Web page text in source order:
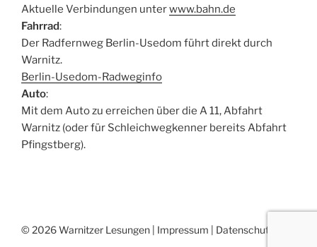
Aktuelle Verbindungen unterwww.bahn.de
Fahrrad:
Der Radfernweg Berlin-Usedom führt direkt durch
Warnitz.
Berlin-Usedom-Radweginfo
Auto:
Mit dem Auto zu erreichen über die A 11, Abfahrt
Warnitz (oder für Schleichwegkenner bereits Abfahrt
Pfingstberg).
© 2026 Warnitzer Lesungen | Impressum Datenschutz